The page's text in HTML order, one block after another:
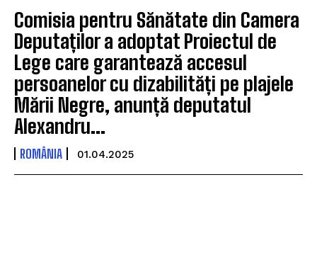
Comisia pentru Sănătate din Camera
Deputaților a adoptat Proiectul de
Lege care garantează accesul
persoanelor cu dizabilități pe plajele
Mării Negre, anunță deputatul
Alexandru...
ROMÂNIA 01.04.2025